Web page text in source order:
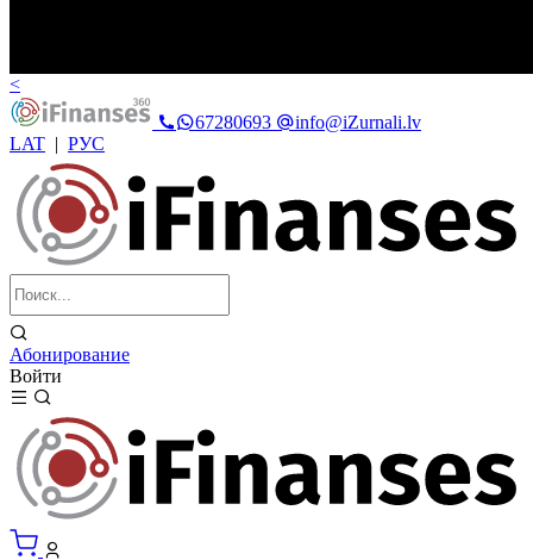
<
67280693
info@iZurnali.lv
LAT | РУС
Абонирование
Войти